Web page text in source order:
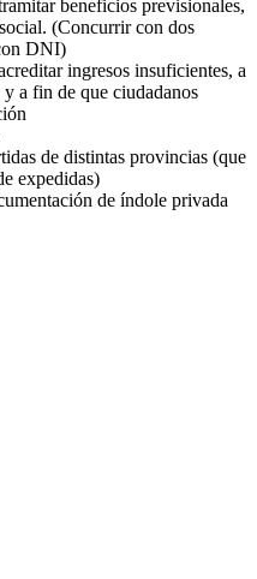
beneficios previsionales,
(Concurrir con dos
DNI)
ingresos insuficientes, a
a fin de que ciudadanos
de distintas provincias (que
expedidas)
de índole privada